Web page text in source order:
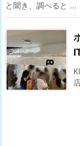
と聞き、調べると ...